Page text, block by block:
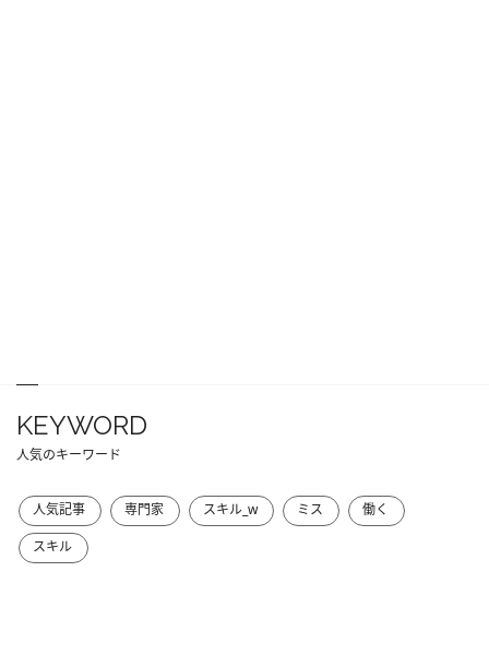
KEYWORD
人気のキーワード
人気記事 専門家 スキル_w ミス
働く
スキル